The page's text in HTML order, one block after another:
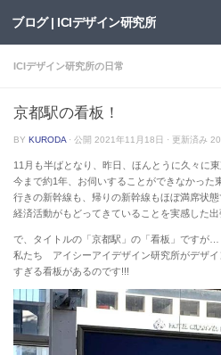
Skip to content
ブログ | ICIデザイン研究所
ICIデザイン研究所の日常
京都駅の看板！
BY KURODA · 公開 2021年11月18日 · 更新済み
11月も半ばとなり、昨日、ほんとうに久々に
今まで約1年、お伺いすることができなかった
行きの新幹線も、帰りの新幹線もほぼ満席状態
経済活動がもどってきていることを実感した出
で、タイトルの「京都駅」の「看板」ですが…
私たち アイシーアイデザイン研究所がデザイ
すぎる看板があるのです!!!